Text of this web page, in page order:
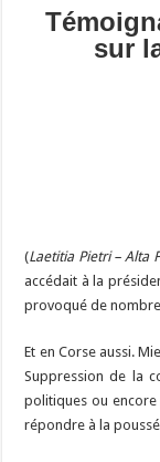
sur
(Laetitia Pietri – Alta
accédait à la
provoqué de
Et en Corse aussi.
Suppression de la
politiques ou encore
répondre à la